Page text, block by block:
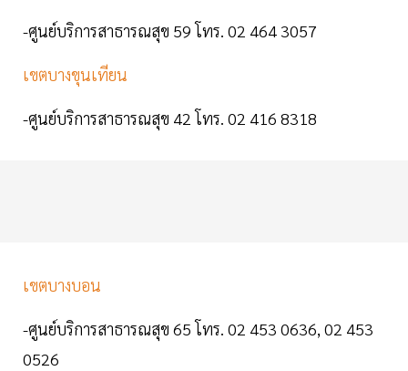
-ศูนย์บริการสาธารณสุข 59 โทร. 02 464 3057
เขตบางขุนเทียน
-ศูนย์บริการสาธารณสุข 42 โทร. 02 416 8318
เขตบางบอน
-ศูนย์บริการสาธารณสุข 65 โทร. 02 453 0636, 02 453
0526